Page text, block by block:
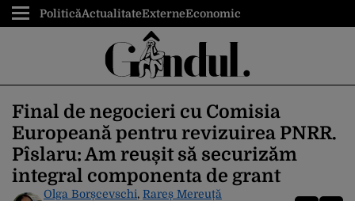
PoliticăActualitateExterneEconomic
Final de negocieri cu Comisia
Europeană pentru revizuirea PNRR.
Pîslaru: Am reușit să securizăm
integral componenta de grant
Olga Borșcevschi, Rareș Mereuță